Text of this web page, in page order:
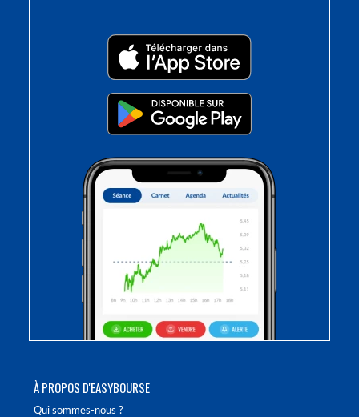
À PROPOS D'EASYBOURSE
Qui sommes-nous ?